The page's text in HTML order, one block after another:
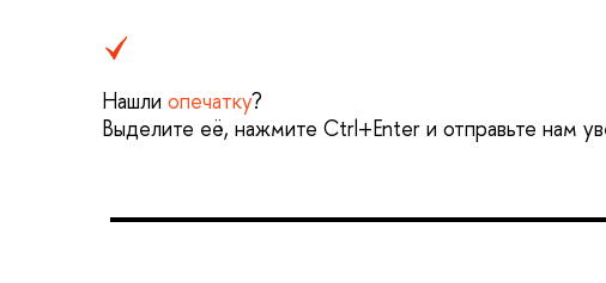
Нашли опечатку?
Выделите её, нажмите Ctrl+Enter и отправьте нам